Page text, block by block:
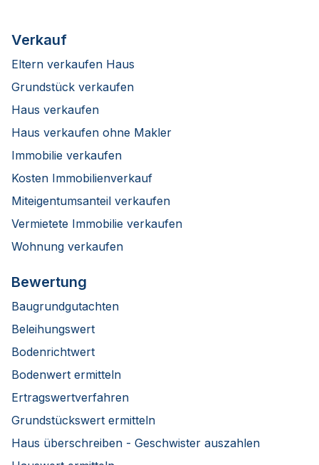
Verkauf
Eltern verkaufen Haus
Grundstück verkaufen
Haus verkaufen
Haus verkaufen ohne Makler
Immobilie verkaufen
Kosten Immobilienverkauf
Miteigentumsanteil verkaufen
Vermietete Immobilie verkaufen
Wohnung verkaufen
Bewertung
Baugrundgutachten
Beleihungswert
Bodenrichtwert
Bodenwert ermitteln
Ertragswertverfahren
Grundstückswert ermitteln
Haus überschreiben - Geschwister auszahlen